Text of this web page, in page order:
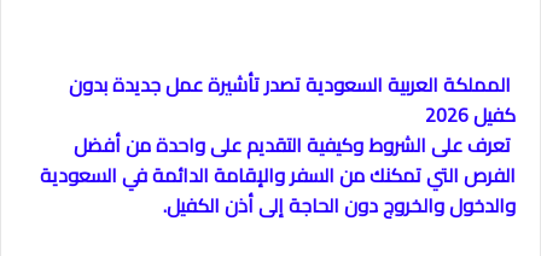
المملكة العربية السعودية تصدر تأشيرة عمل جديدة بدون
كفيل 2026
تعرف على الشروط وكيفية التقديم على واحدة من أفضل
الفرص التي تمكنك من السفر والإقامة الدائمة في السعودية
والدخول والخروج دون الحاجة إلى أذن الكفيل.